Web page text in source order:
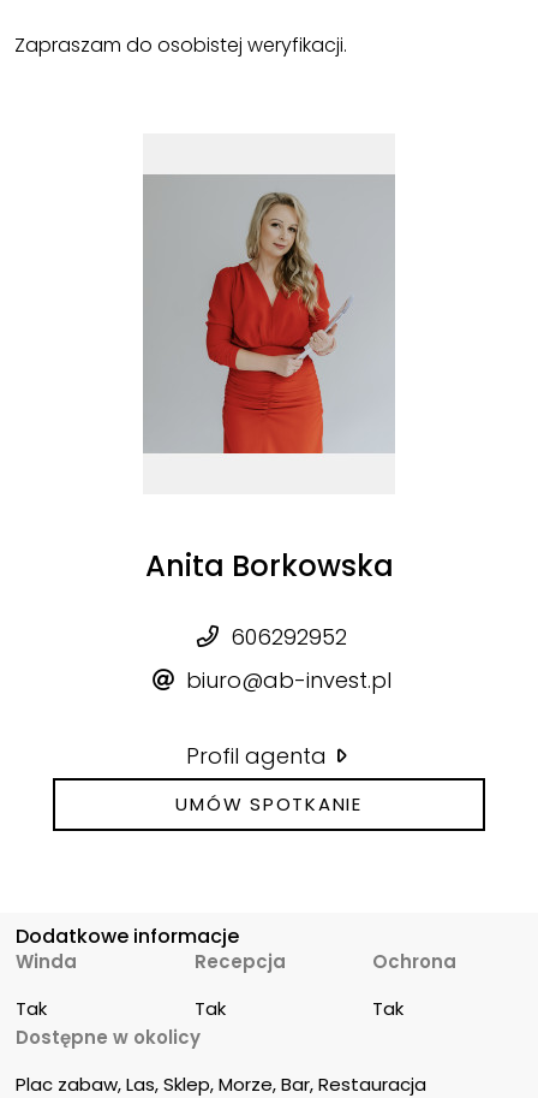
Zapraszam do osobistej weryfikacji.
Anita Borkowska
606292952
biuro@ab-invest.pl
Profil agenta
UMÓW SPOTKANIE
Dodatkowe informacje
Winda
Tak
Recepcja
Tak
Ochrona
Tak
Dostępne w okolicy
Plac zabaw, Las, Sklep, Morze, Bar, Restauracja